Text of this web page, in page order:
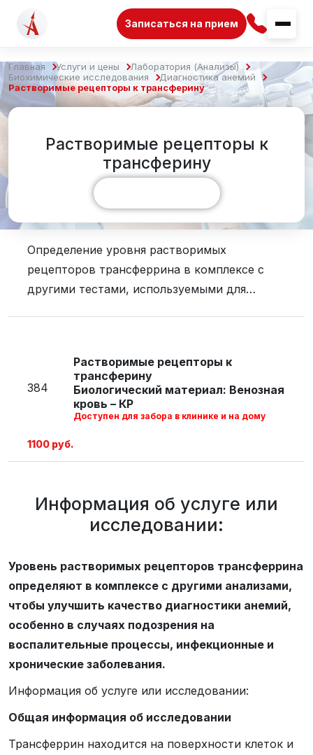
Записаться на прием
Главная Услуги и цены
Лаборатория (Анализы)
Биохимические исследования
Диагностика анемий
Растворимые рецепторы к трансферину
Растворимые рецепторы к
трансферину
Определение уровня растворимых
рецепторов трансферрина в комплексе с
другими тестами, используемыми для
диагностики анемий, особенно при
вероятности наличия у пациента
воспаления, инфекций, хронических
заболеваний.
384
Растворимые рецепторы к
трансферину
Биологический материал: Венозная
кровь – КР
Доступен для забора в клинике и на дому
1100 руб.
Информация об услуге или
исследовании:
Уровень растворимых рецепторов трансферрина
определяют в комплексе с другими анализами,
чтобы улучшить качество диагностики анемий,
особенно в случаях подозрения на
воспалительные процессы, инфекционные и
хронические заболевания.
Информация об услуге или исследовании:
Общая информация об исследовании
Трансферрин находится на поверхности клеток и